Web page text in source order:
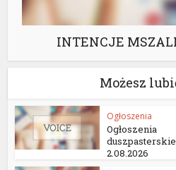
INTENCJE
Możesz
Ogłoszenia
Ogłoszenia
2.08.2026